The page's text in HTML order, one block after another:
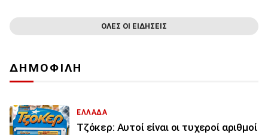
ΟΛΕΣ ΟΙ ΕΙΔΗΣΕΙΣ
ΔΗΜΟΦΙΛΗ
ΕΛΛΑΔΑ
Τζόκερ: Αυτοί είναι οι τυχεροί αριθμοί